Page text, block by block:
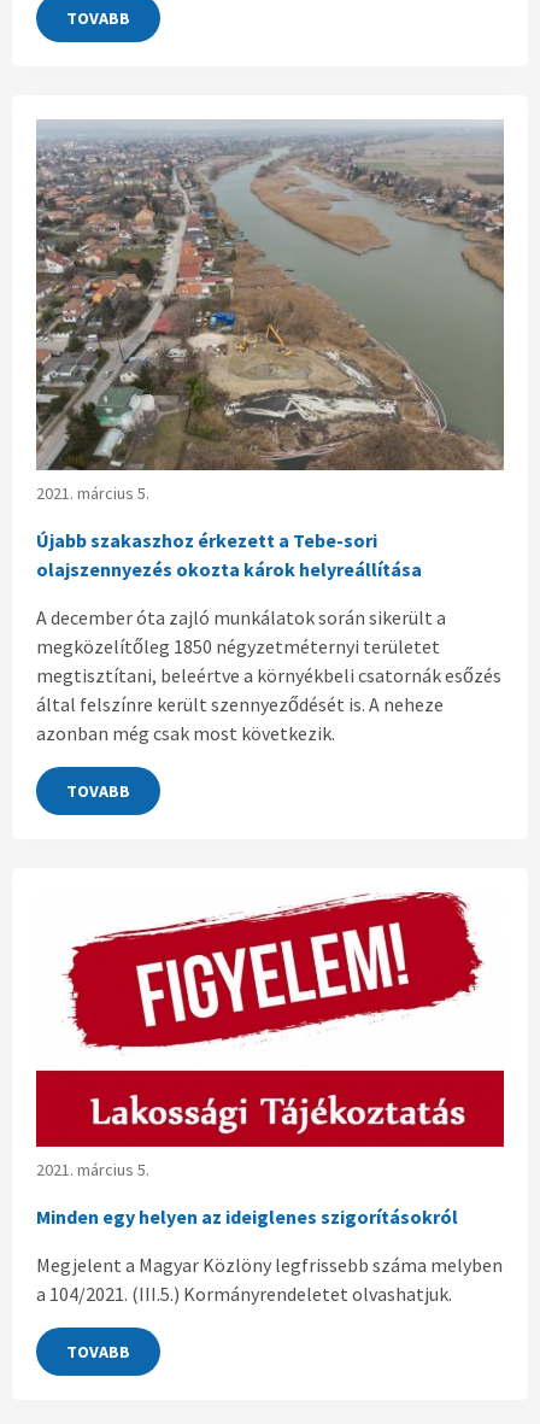
TOVABB
2021. március 5.
Újabb szakaszhoz érkezett a Tebe-sori
olajszennyezés okozta károk helyreállítása
A december óta zajló munkálatok során sikerült a
megközelítőleg 1850 négyzetméternyi területet
megtisztítani, beleértve a környékbeli csatornák esőzés
által felszínre került szennyeződését is. A neheze
azonban még csak most következik.
TOVABB
2021. március 5.
Minden egy helyen az ideiglenes szigorításokról
Megjelent a Magyar Közlöny legfrissebb száma melyben
a 104/2021. (III.5.) Kormányrendeletet olvashatjuk.
TOVABB